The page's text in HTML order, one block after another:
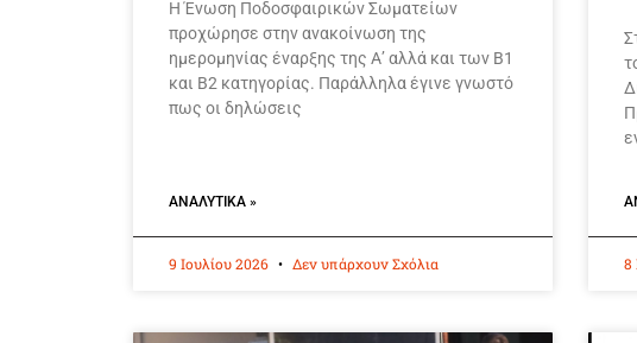
Η Ένωση Ποδοσφαιρικών Σωματείων
προχώρησε στην ανακοίνωση της
ημερομηνίας έναρξης της Α’ αλλά και των Β1
και Β2 κατηγορίας. Παράλληλα έγινε γνωστό
πως οι δηλώσεις
ΑΝΑΛΥΤΙΚΆ »
9 Ιουλίου 2026 Δεν υπάρχουν Σχόλια 8